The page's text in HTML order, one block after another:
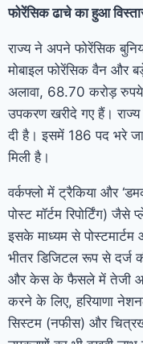
फोरेंसिक ढाचे का हुआ
राज्य ने अपने फोरेंसिक
मोबाइल फोरेंसिक वैन और
अलावा, 68.70 करोड़
उपकरण खरीदे गए हैं।
दी है। इसमें 186 पद भरे
मिली है।
वर्कफ्लो में ट्रैकिया और
पोस्ट मॉर्टम रिपोर्टिंग)
इसके माध्यम से
भीतर डिजिटल रूप से दर्ज
और केस के फैसले में तेजी
करने के लिए, हरियाणा
सिस्टम (नफीस) और